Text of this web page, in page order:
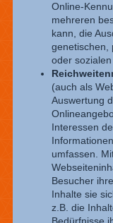
Online-
mehreren
kann, die
genetischen,
oder
(auch als
Auswertung
Interessen
umfassen.
Besucher
Inhalte sie
z.B. die